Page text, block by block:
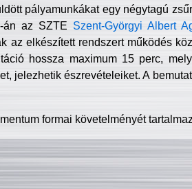
pályamunkákat egy négytagú
án az SZTE Szent-Györgyi Albert
az elkészített rendszert működés
hossza maximum 15 perc,
jelezhetik észrevételeiket. A
formai követelményét